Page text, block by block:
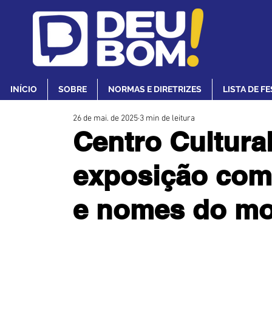
INÍCIO SOBRE NORMAS E DIRETRIZES LISTA DE
Centro
exposição
e nomes do
26 de mai. de 2025 3 min de leitura